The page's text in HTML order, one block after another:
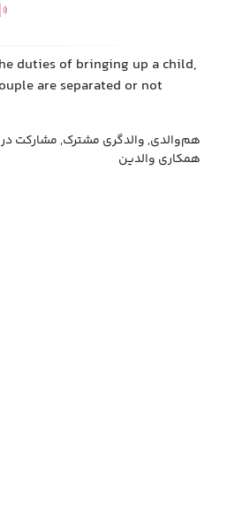
duties of bringing up a child,
are separated or not
هم‌والدی, والدگری مشترک, مشارکت
همکاری والدین